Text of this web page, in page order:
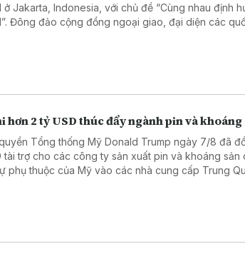
ở Jakarta, Indonesia, với chủ đề “Cùng nhau định
Đông đảo cộng đồng ngoại giao, đại diện các
hơn 2 tỷ USD thúc đẩy ngành pin và khoáng
Tổng thống Mỹ Donald Trump ngày 7/8 đã
tài trợ cho các công ty sản xuất pin và khoáng sản
phụ thuộc của Mỹ vào các nhà cung cấp Trung